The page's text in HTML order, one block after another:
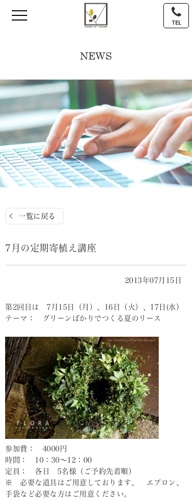
TEL
NEWS
一覧に戻る
7月の定期寄植え講座
2013年07月15日
第2回目は 7月15日（月）、16日（火）、17日(水）
テーマ： グリーンばかりでつくる夏のリース
参加費： 4000円
時間： 10：30～12：00
定員： 各日 5名様（ご予約先着順）
※ 必要な道具はご用意しております。 エプロン、
手袋など必要な方はご用意ください。